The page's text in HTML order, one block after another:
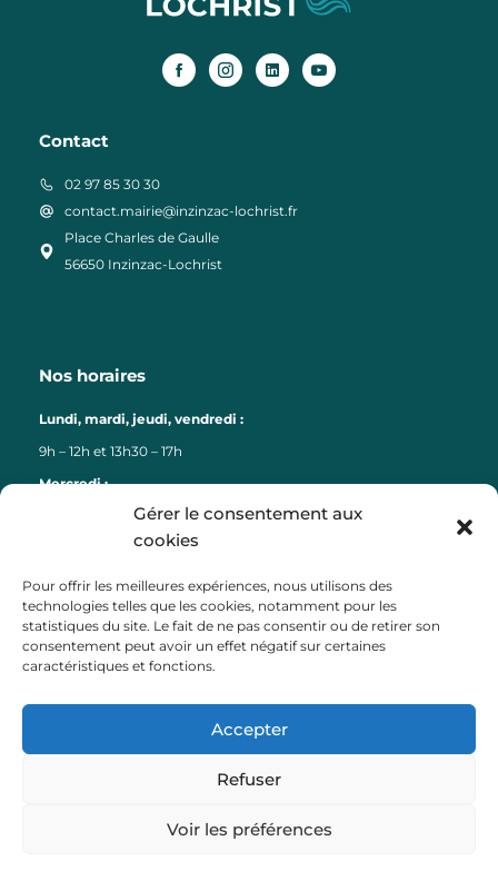
Gérer le consentement aux
cookies
Pour offrir les meilleures expériences, nous utilisons des
technologies telles que les cookies, notamment pour les
statistiques du site. Le fait de ne pas consentir ou de retirer son
consentement peut avoir un effet négatif sur certaines
caractéristiques et fonctions.
Accepter
Refuser
Voir les préférences
Contact
02 97 85 30 30
contact.mairie@inzinzac-lochrist.fr
Place Charles de Gaulle
56650 Inzinzac-Lochrist
Nos horaires
Lundi, mardi, jeudi, vendredi :
9h – 12h et 13h30 – 17h
Mercredi :
Liens
Lorient Agglomération
Lorient Bretagne Sud Tourisme
Département du Morbihan
Région Bretagne
Préfecture du Morbihan
Payfip (paiement factures)
Mentions légales